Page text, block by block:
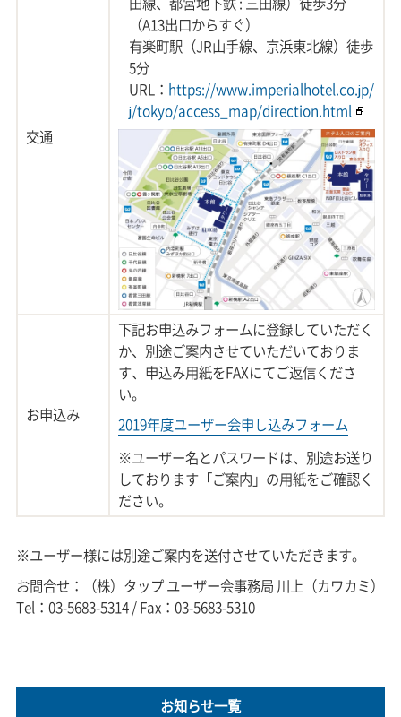
交通
（A13出口からすぐ）
有楽町駅（JR山手線、京浜東北線）徒歩
5分
URL： https://www.imperialhotel.co.jp/
j/tokyo/access_map/direction.html
お申込み
下記お申込みフォームに登録していただく
か、別途ご案内させていただいておりま
す、申込み用紙をFAXにてご返信くださ
い。
2019年度ユーザー会申し込みフォーム
※ユーザー名とパスワードは、別途お送り
しております「ご案内」の用紙をご確認く
ださい。
※ユーザー様には別途ご案内を送付させていただきます。
お問合せ：（株）タップ ユーザー会事務局 川上（カワカミ）
Tel：03-5683-5314 / Fax：03-5683-5310
お知らせ一覧